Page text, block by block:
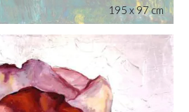
195 x 97 cm